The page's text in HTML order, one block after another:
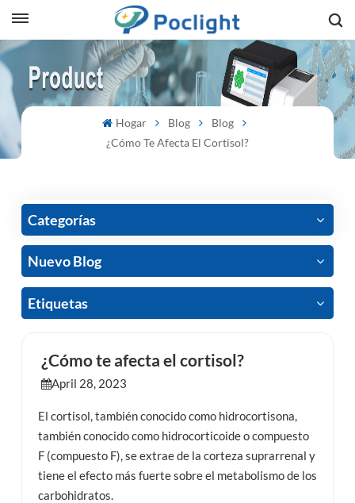
Hogar Blog
Blog
¿Cómo Te Afecta El Cortisol?
Categorías
Nuevo Blog
Etiquetas
¿Cómo te afecta el cortisol?
April 28, 2023
El cortisol, también conocido como hidrocortisona,
también conocido como hidrocorticoide o compuesto
F (compuesto F), se extrae de la corteza suprarrenal y
tiene el efecto más fuerte sobre el metabolismo de los
carbohidratos.